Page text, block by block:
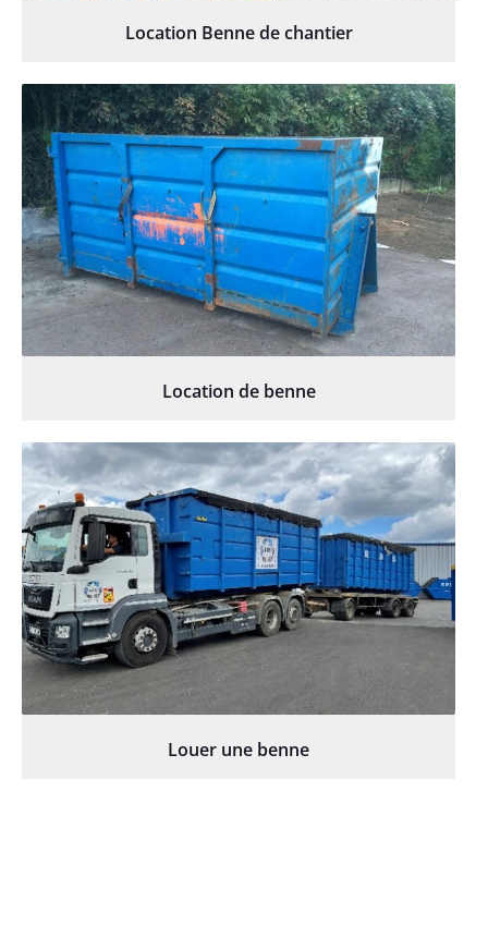
Location Benne de chantier
Location de benne
Louer une benne